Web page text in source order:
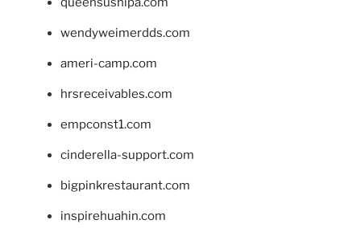
wendyweimerdds.com
ameri-camp.com
hrsreceivables.com
empconst1.com
cinderella-support.com
bigpinkrestaurant.com
inspirehuahin.com